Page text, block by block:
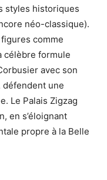
styles historiques
néo-classique).
comme
célèbre formule
avec son
défendent une
Le Palais Zigzag
en s’éloignant
propre à la Belle